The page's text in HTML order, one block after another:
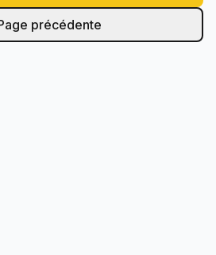
précédente